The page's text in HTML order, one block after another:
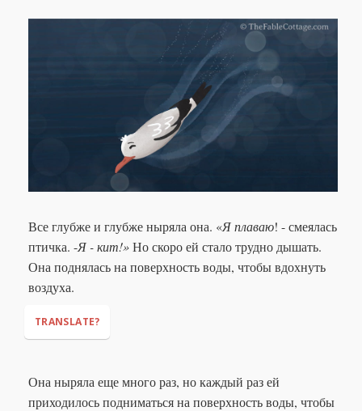
Все глубже и глубже ныряла она. «Я плаваю! - смеялась
птичка. -Я - кит!»Но скоро ей стало трудно дышать.
Она поднялась на поверхность воды, чтобы вдохнуть
воздуха.
TRANSLATE?
"I'm a whale!"
Она ныряла еще много раз, но каждый раз ей
приходилось подниматься на поверхность воды, чтобы